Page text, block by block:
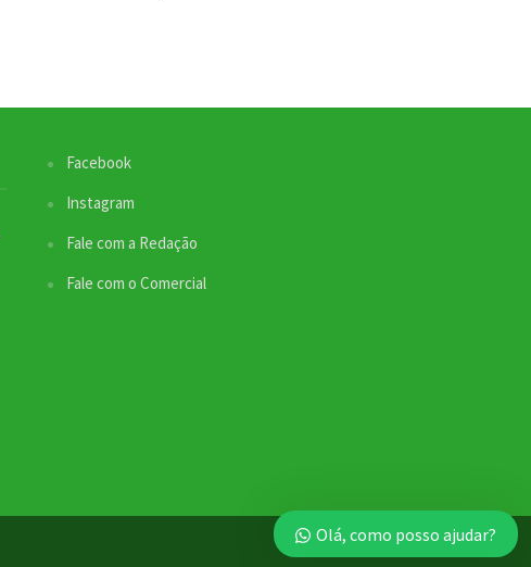
Facebook
Instagram
Fale com a Redação
Fale com o Comercial
Olá, como posso ajudar?